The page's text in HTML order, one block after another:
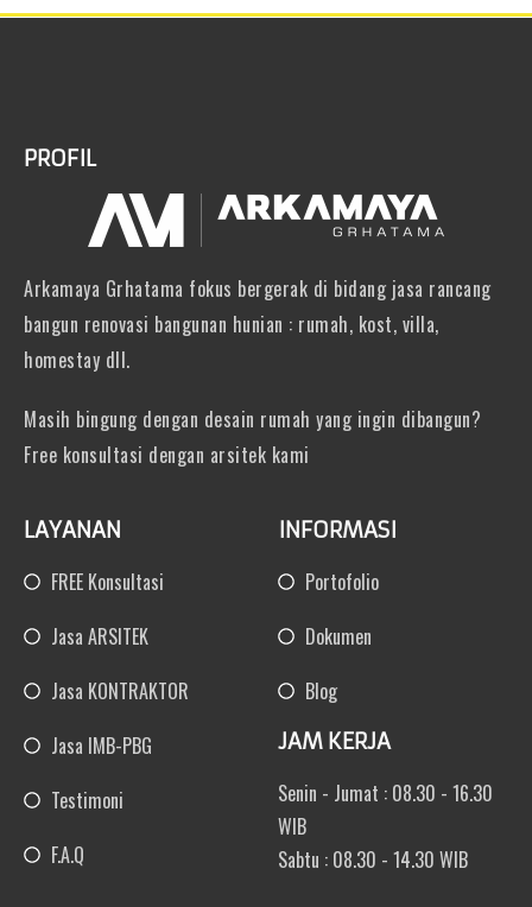
PROFIL
Arkamaya Grhatama fokus bergerak di bidang jasa rancang
bangun renovasi bangunan hunian : rumah, kost, villa,
homestay dll.
Masih bingung dengan desain rumah yang ingin dibangun?
Free konsultasi dengan arsitek kami
LAYANAN
FREE Konsultasi
Jasa ARSITEK
Jasa KONTRAKTOR
Jasa IMB-PBG
Testimoni
F.A.Q
INFORMASI
Portofolio
Dokumen
Blog
JAM KERJA
Senin - Jumat : 08.30 - 16.30
WIB
Sabtu : 08.30 - 14.30 WIB